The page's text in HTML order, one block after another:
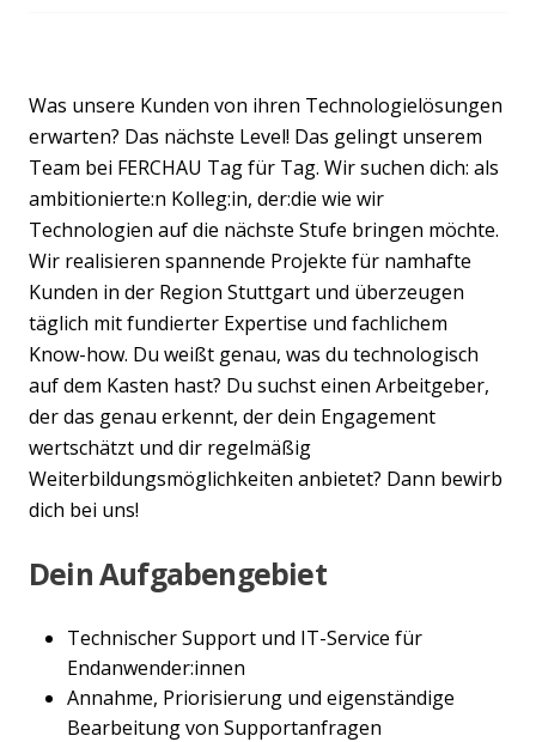
Was unsere Kunden von ihren Technologielösungen
erwarten? Das nächste Level! Das gelingt unserem
Team bei FERCHAU Tag für Tag. Wir suchen dich: als
ambitionierte:n Kolleg:in, der:die wie wir
Technologien auf die nächste Stufe bringen möchte.
Wir realisieren spannende Projekte für namhafte
Kunden in der Region Stuttgart und überzeugen
täglich mit fundierter Expertise und fachlichem
Know-how. Du weißt genau, was du technologisch
auf dem Kasten hast? Du suchst einen Arbeitgeber,
der das genau erkennt, der dein Engagement
wertschätzt und dir regelmäßig
Weiterbildungsmöglichkeiten anbietet? Dann bewirb
dich bei uns!
Dein Aufgabengebiet
Technischer Support und IT-Service für
Endanwender:innen
Annahme, Priorisierung und eigenständige
Bearbeitung von Supportanfragen